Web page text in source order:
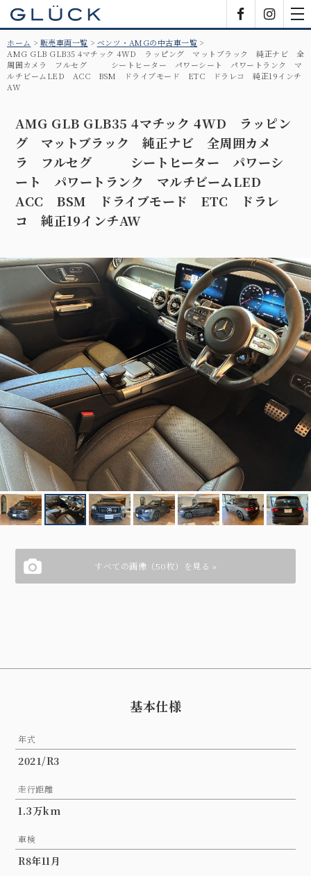
ホーム 販売車両一覧
ベンツ・AMGの中古車一覧
AMG GLB GLB35 4マチック 4WD ラッピング マットブラック 純正ナビ 全
周囲カメラ フルセグ シートヒーター パワーシート パワートランク マ
ルチビームLED ACC BSM ドライブモード ETC ドラレコ 純正19インチ
AW
AMG GLB GLB35 4マチック 4WD ラッピン
グ マットブラック 純正ナビ 全周囲カメ
ラ フルセグ シートヒーター パワーシ
ート パワートランク マルチビームLED
ACC BSM ドライブモード ETC ドラレ
コ 純正19インチAW
すべての画像（50枚）を見る »
基本仕様
年式
2021/R3
走行距離
1.3万km
車検
R8年11月